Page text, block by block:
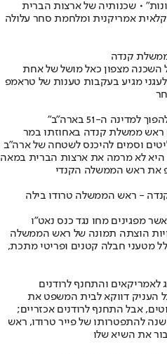
• שכנותיה של ארצות הברית
אמריקנית ומלחמת סחר עלולה
קנדה
השכנה מצפון כאל מושל של אחת
מגיע בעקבות טענות של טראמפ
ה-51 בארה"ב"
ממשלת קנדה באחוזתו במר
וסמים להיכנס לשטחה של ארה"ב
היא לא מרמה את ארצות הברית במאה
את ראש הממשלה הקנדי
- ראש הממשלה טרודו בילה
מפגינים מחו נגד כנס נאט"ו
הוצתה תמונה של ראש הממשלה
מטעני חבלה קטנים ופריטי מתכת,
והתחנף לרודנים
העניק דווקא לבית המשפט את
אבל התחנף לרודנים אכזריים;
ודווקא לשכנים ה"נחמדים" לעג; 40 שנה להתפטרותו של פייר טרודו, ראש
את השיא שלו